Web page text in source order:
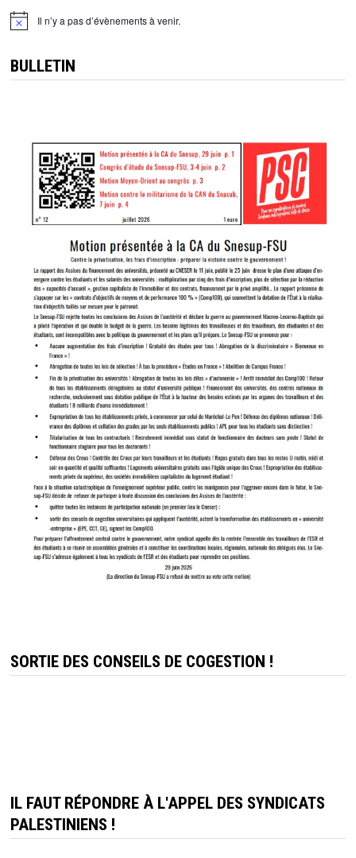
Notice Il n’y a pas d’évènements à venir.
BULLETIN
SORTIE DES CONSEILS DE COGESTION !
IL FAUT RÉPONDRE À L'APPEL DES SYNDICATS
PALESTINIENS !